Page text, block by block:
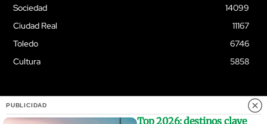
Sociedad
14099
Ciudad Real
11167
Toledo
6746
Cultura
5858
© Quixoteus
PUBLICIDAD
Top 2026: destinos clave